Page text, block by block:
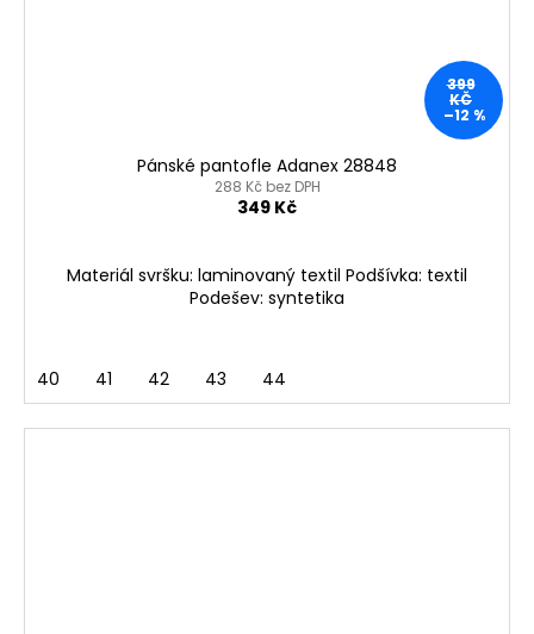
399
KČ
–12 %
Pánské pantofle Adanex 28848
288 Kč bez DPH
349 Kč
Materiál svršku: laminovaný textil Podšívka: textil
Podešev: syntetika
40 41 42 43 44